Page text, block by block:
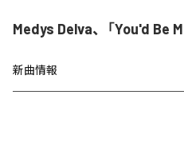
Medys Delva、「You'd Be
新曲情報